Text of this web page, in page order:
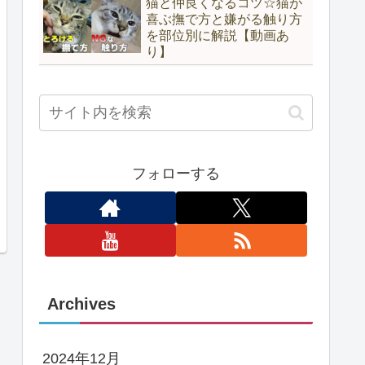
猫と仲良くなるコツ☆猫が
喜ぶ撫で方と嫌がる触り方
を部位別に解説【動画あ
り】
フォローする
Archives
2024年12月